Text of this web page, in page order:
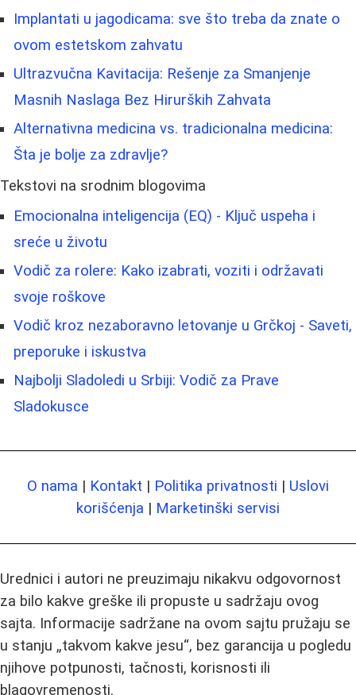
Implantati u jagodicama: sve što treba da znate o
ovom estetskom zahvatu
Ultrazvučna Kavitacija: Rešenje za Smanjenje
Masnih Naslaga Bez Hirurških Zahvata
Alternativna medicina vs. tradicionalna medicina:
Šta je bolje za zdravlje?
Tekstovi na srodnim blogovima
Emocionalna inteligencija (EQ) - Ključ uspeha i
sreće u životu
Vodič za rolere: Kako izabrati, voziti i održavati
svoje roškove
Vodič kroz nezaboravno letovanje u Grčkoj - Saveti,
preporuke i iskustva
Najbolji Sladoledi u Srbiji: Vodič za Prave
Sladokusce
O nama | Kontakt | Politika privatnosti | Uslovi
korišćenja | Marketinški servisi
Urednici i autori ne preuzimaju nikakvu odgovornost
za bilo kakve greške ili propuste u sadržaju ovog
sajta. Informacije sadržane na ovom sajtu pružaju se
u stanju „takvom kakve jesu“, bez garancija u pogledu
njihove potpunosti, tačnosti, korisnosti ili
blagovremenosti.